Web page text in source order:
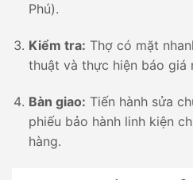
Phú).
Kiểm tra: Thợ có mặt
thuật và thực hiện báo giá
Bàn giao: Tiến hành sửa
phiếu bảo hành linh kiện
hàng.